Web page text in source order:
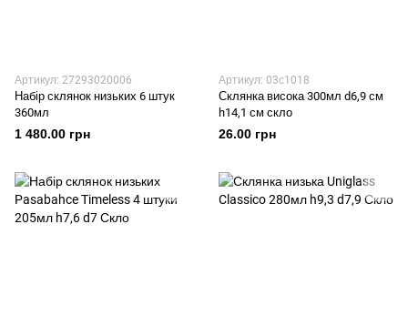
Артикул: 27293020006
Набір склянок низьких 6 штук
360мл
1 480.00 грн
Артикул: 03с1018
Склянка висока 300мл d6,9 см
h14,1 см скло
26.00 грн